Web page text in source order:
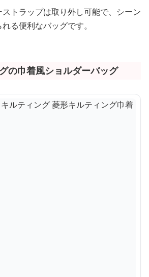
トラップは取り外し可能で、シーン
る便利なバッグです。
の巾着風ショルダーバッグ